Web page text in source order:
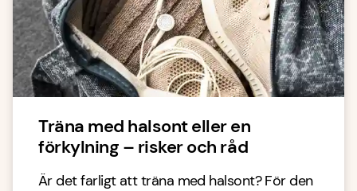
Träna med halsont eller en
förkylning – risker och råd
Är det farligt att träna med halsont? För den